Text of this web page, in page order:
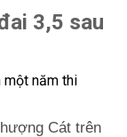
3,5 sau
Cát trên